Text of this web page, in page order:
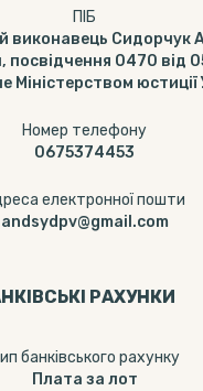
ПІБ
виконавець Сидорчук
посвідчення 0470 від
Міністерством юстиції
Номер телефону
0675374453
електронної пошти
andsydpv@gmail.com
РАХУНКИ
банкiвського рахунку
Плата за лот